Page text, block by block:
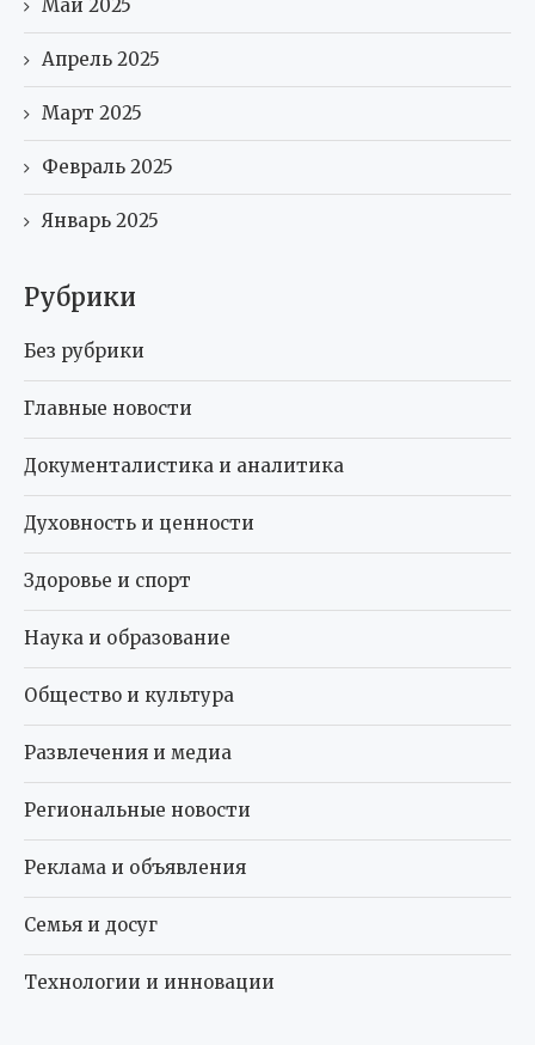
Май 2025
Апрель 2025
Март 2025
Февраль 2025
Январь 2025
Рубрики
Без рубрики
Главные новости
Документалистика и аналитика
Духовность и ценности
Здоровье и спорт
Наука и образование
Общество и культура
Развлечения и медиа
Региональные новости
Реклама и объявления
Семья и досуг
Технологии и инновации